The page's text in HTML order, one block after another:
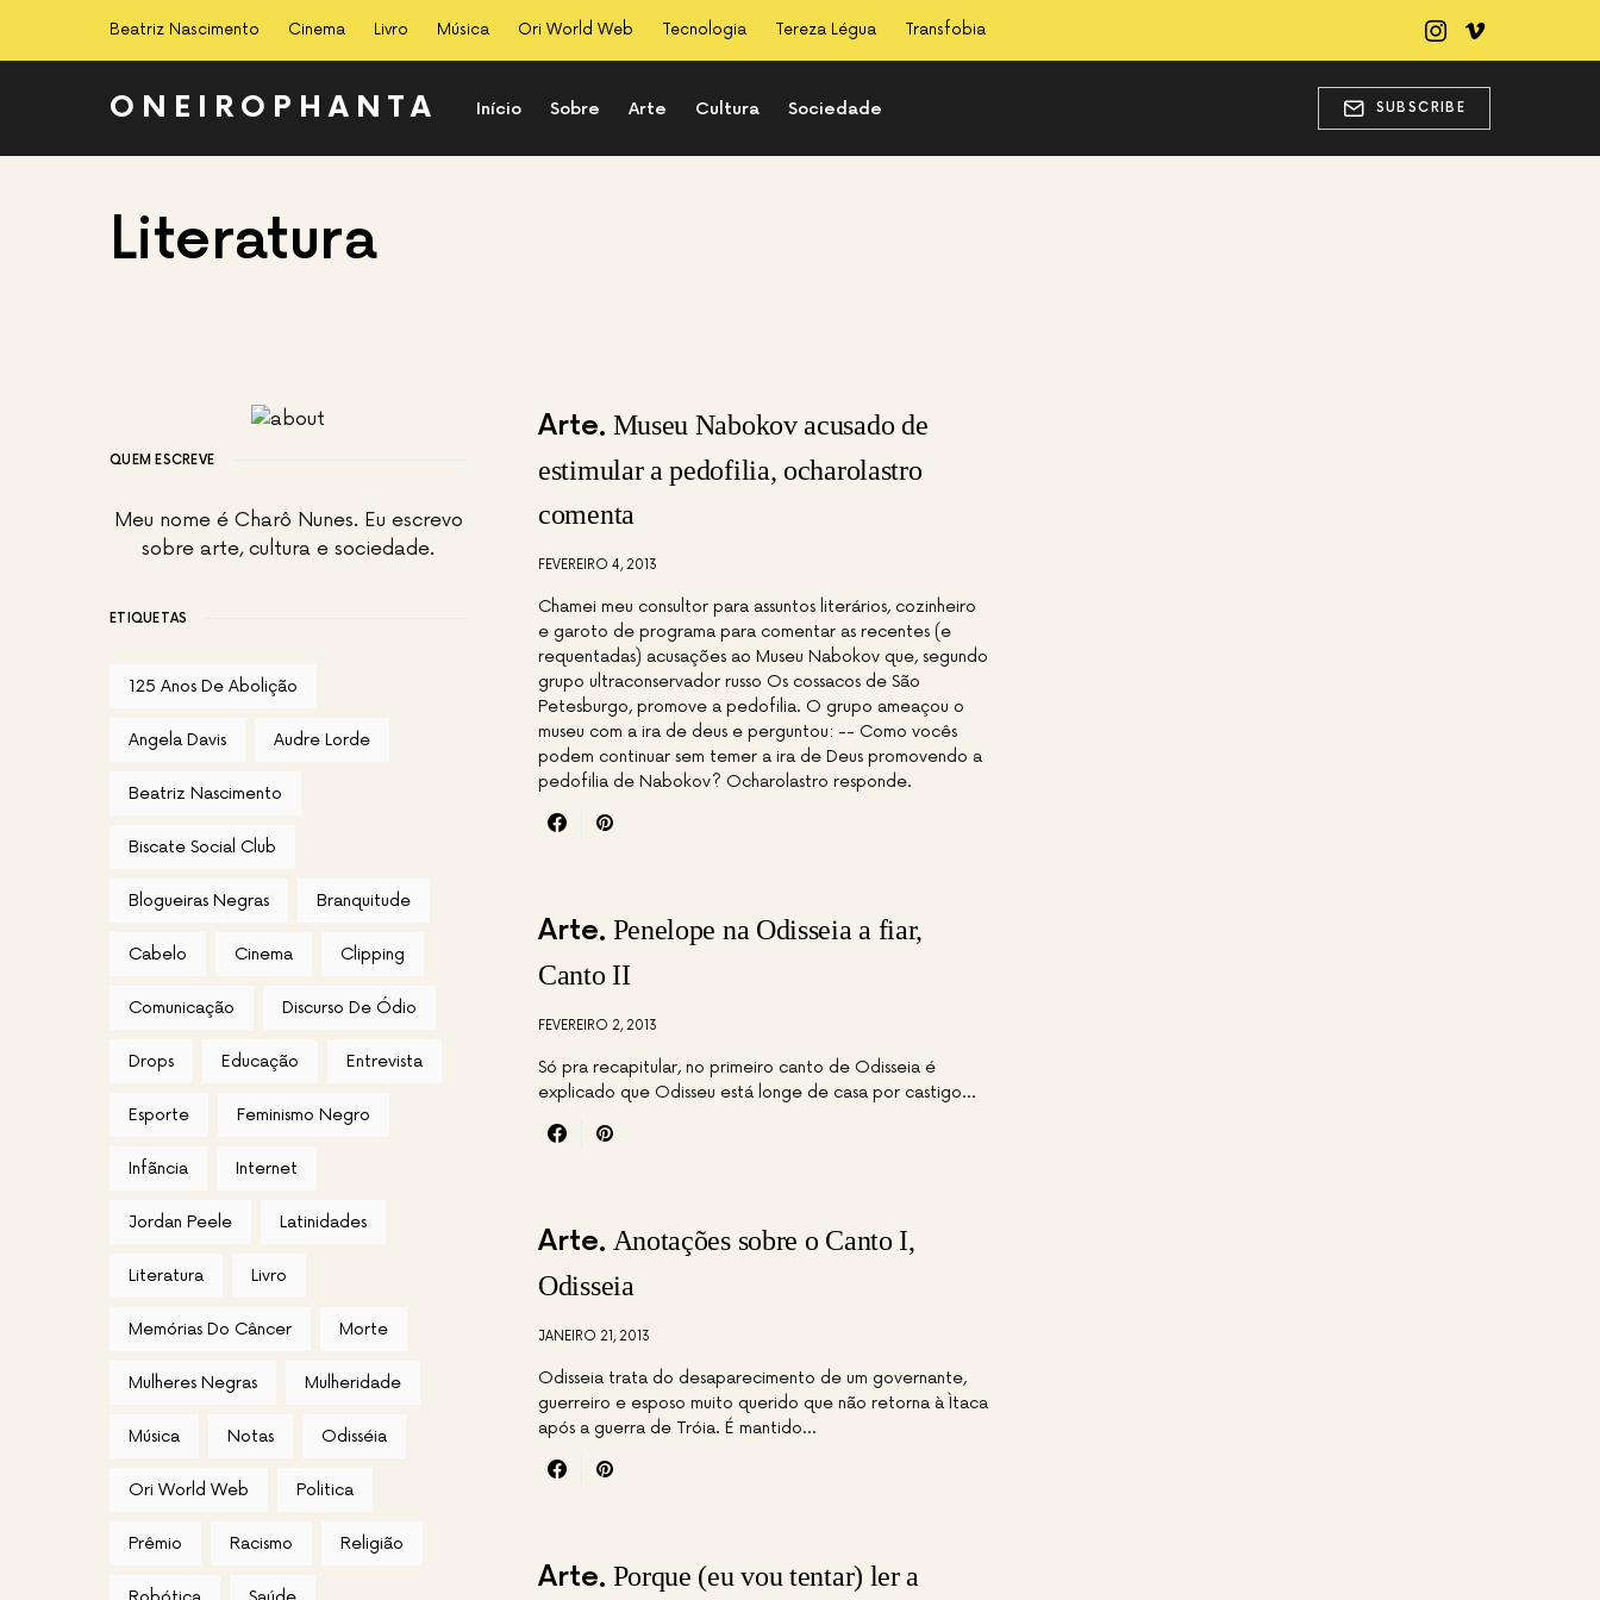
Beatriz Nascimento Cinema Livro Música Ori World Web Tecnologia Tereza Légua Transfobia
ONEIROPHANTA Início Sobre Arte Cultura Sociedade SUBSCRIBE
Literatura
Arte Museu Nabokov acusado de
estimular a pedofilia, ocharolastro
comenta
FEVEREIRO 4, 2013
Chamei meu consultor para assuntos literários, cozinheiro
e garoto de programa para comentar as recentes (e
requentadas) acusações ao Museu Nabokov que, segundo
grupo ultraconservador russo Os cossacos de São
Petesburgo, promove a pedofilia. O grupo ameaçou o
museu com a ira de deus e perguntou: -- Como vocês
podem continuar sem temer a ira de Deus promovendo a
pedofilia de Nabokov? Ocharolastro responde.
Arte Penelope na Odisseia a fiar,
Canto II
FEVEREIRO 2, 2013
Só pra recapitular, no primeiro canto de Odisseia é
explicado que Odisseu está longe de casa por castigo…
Arte Anotações sobre o Canto I,
Odisseia
JANEIRO 21, 2013
Odisseia trata do desaparecimento de um governante,
guerreiro e esposo muito querido que não retorna à Ìtaca
após a guerra de Tróia. É mantido…
Arte Porque (eu vou tentar) ler a
QUEM ESCREVE
Meu nome é Charô Nunes. Eu escrevo
sobre arte, cultura e sociedade.
ETIQUETAS
125 Anos De Abolição
Angela Davis Audre Lorde
Beatriz Nascimento
Biscate Social Club
Blogueiras Negras Branquitude
Cabelo Cinema Clipping
Comunicação Discurso De Ódio
Drops Educação Entrevista
Esporte Feminismo Negro
Infãncia Internet
Jordan Peele Latinidades
Literatura Livro
Memórias Do Câncer Morte
Mulheres Negras Mulheridade
Música Notas Odisséia
Ori World Web Politica
Prêmio Racismo Religião